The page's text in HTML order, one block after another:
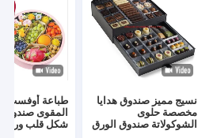
نسيج مميز صندوق هدايا
مخصصة حلوى
الشوكولاتة صندوق الورق
طباعة أوفست
المقوى صندوق
شكل قلب ورق